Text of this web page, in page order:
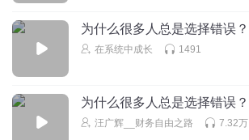
为什么很多人总是选择错误？
在系统中成长 1491
为什么很多人总是选择错误？
汪广辉__财务自由之路 7.32万